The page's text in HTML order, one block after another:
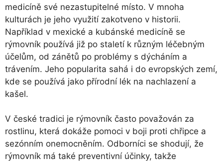
medicíně své nezastupitelné místo. V mnoha
kulturách je jeho využití zakotveno v historii.
Například v mexické a kubánské medicíně se
rýmovník používá již po staletí k různým léčebným
účelům, od zánětů po problémy s dýcháním a
trávením. Jeho popularita sahá i do evropských zemí,
kde se používá jako přírodní lék na nachlazení a
kašel.
V české tradici je rýmovník často považován za
rostlinu, která dokáže pomoci v boji proti chřipce a
sezónním onemocněním. Odborníci se shodují, že
rýmovník má také preventivní účinky, takže